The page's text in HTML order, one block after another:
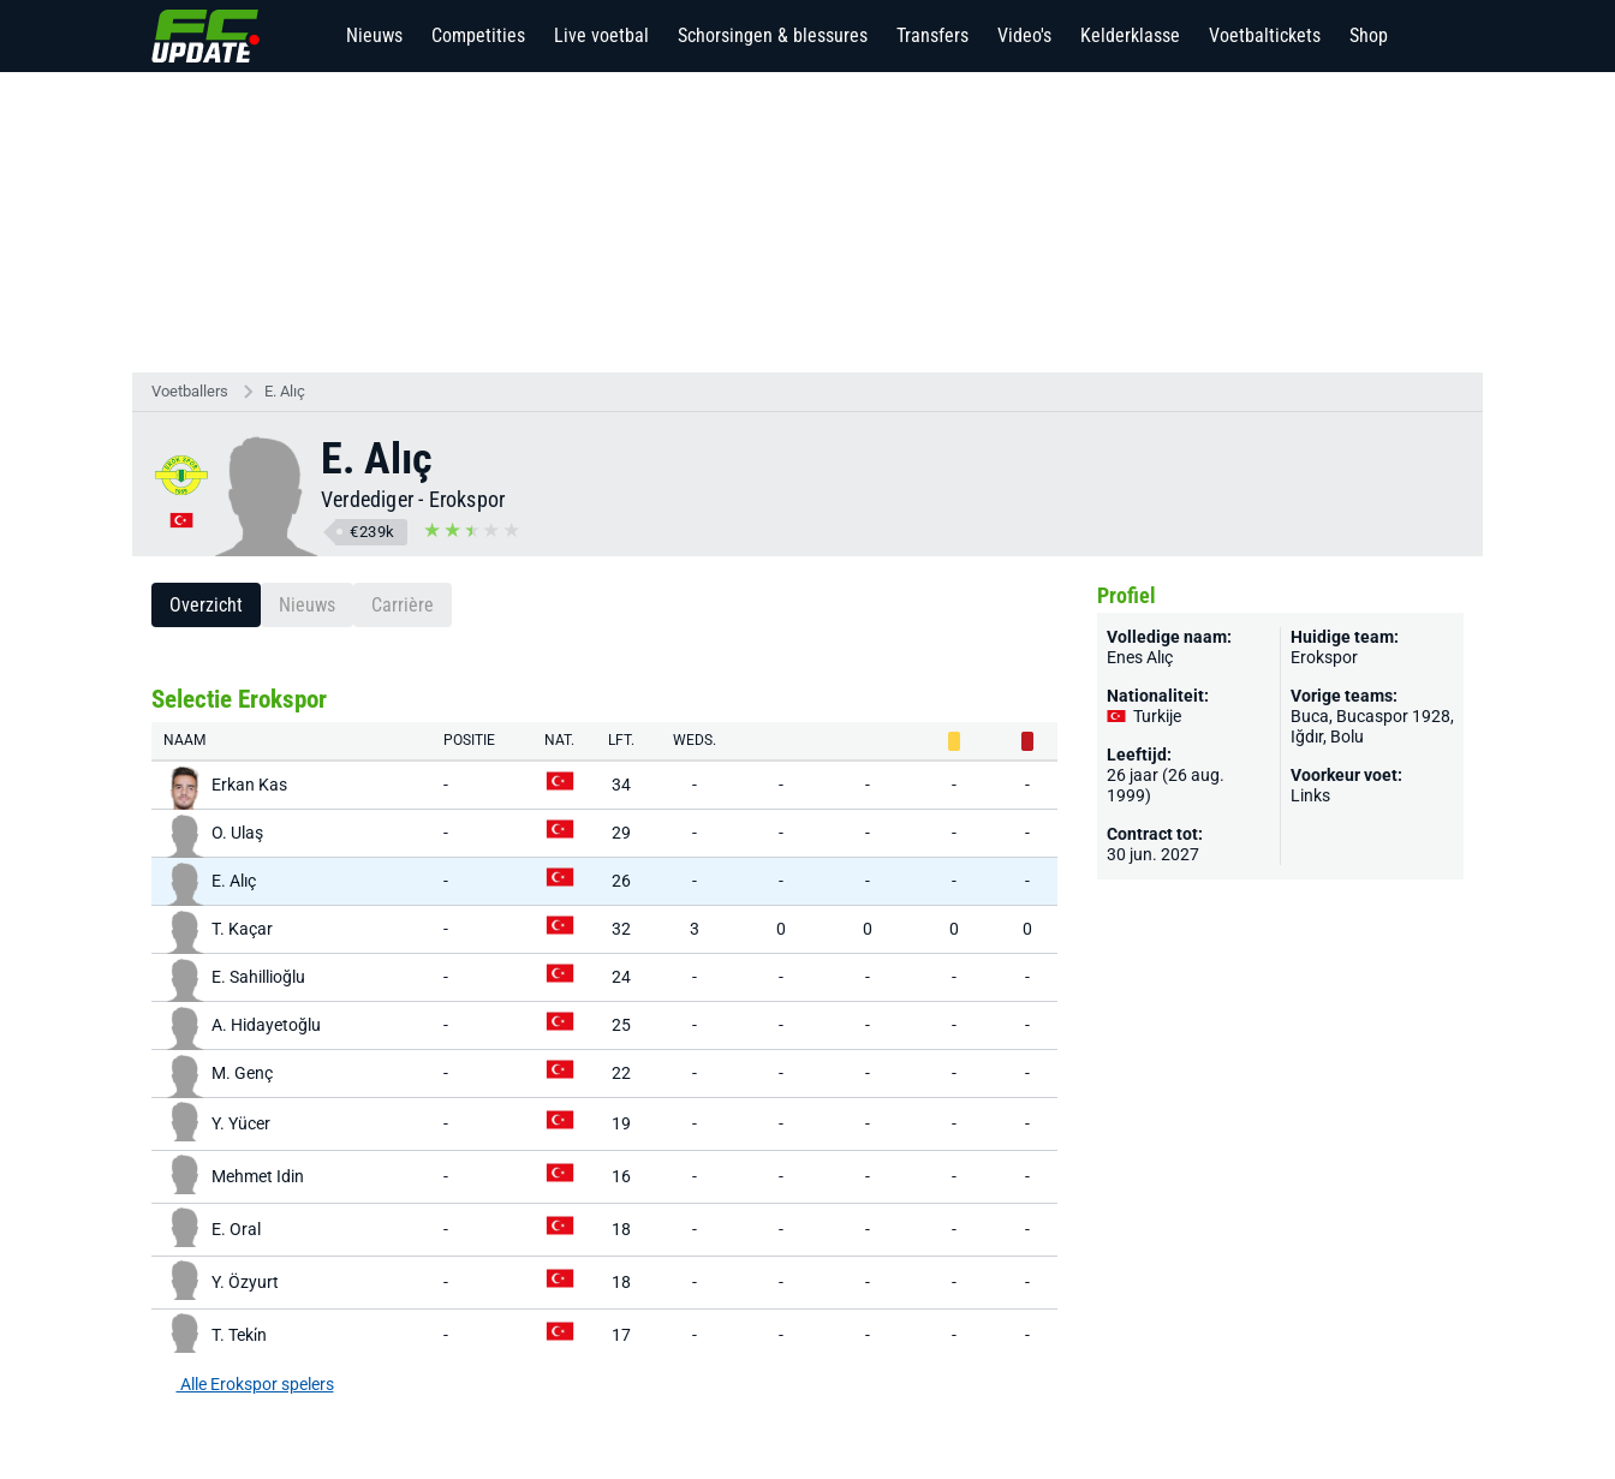
Nieuws Competities Live voetbal Schorsingen & blessures Transfers Video's Kelderklasse Voetbaltickets Shop
Voetballers E. Alıç
E. Alıç
Verdediger- Erokspor
€239k
Overzicht Nieuws Carrière
Selectie Erokspor
NAAM POSITIE NAT. LFT. WEDS.
Erkan Kas - 34 - - - - -
O. Ulaş - 29 - - - - -
E. Alıç - 26 - - - - -
T. Kaçar - 32 3 0 0 0 0
E. Sahillioğlu - 24 - - - - -
A. Hidayetoğlu - 25 - - - - -
M. Genç - 22 - - - - -
Y. Yücer - 19 - - - - -
Mehmet Idin - 16 - - - - -
E. Oral - 18 - - - - -
Y. Özyurt - 18 - - - - -
T. Teki̇n - 17 - - - - -
Alle Erokspor spelers
Profiel
Volledige naam:
Enes Alıç
Nationaliteit:
Turkije
Leeftijd:
26 jaar (26 aug.
1999)
Contract tot:
30 jun. 2027
Huidige team:
Erokspor
Vorige teams:
Buca, Bucaspor 1928,
Iğdır, Bolu
Voorkeur voet:
Links